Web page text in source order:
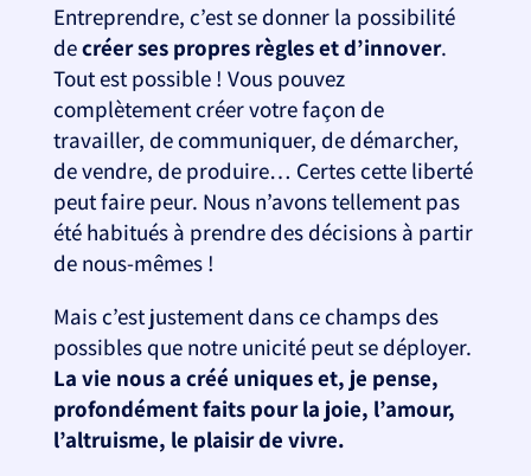
Entreprendre, c’est se donner la possibilité
decréer ses propres règles et d’innover.
Tout est possible ! Vous pouvez
complètement créer votre façon de
travailler, de communiquer, de démarcher,
de vendre, de produire… Certes cette liberté
peut faire peur. Nous n’avons tellement pas
été habitués à prendre des décisions à partir
de nous-mêmes !
Mais c’est justement dans ce champs des
possibles que notre unicité peut se déployer.
La vie nous a créé uniques et, je pense,
profondément faits pour la joie, l’amour,
l’altruisme, le plaisir de vivre.